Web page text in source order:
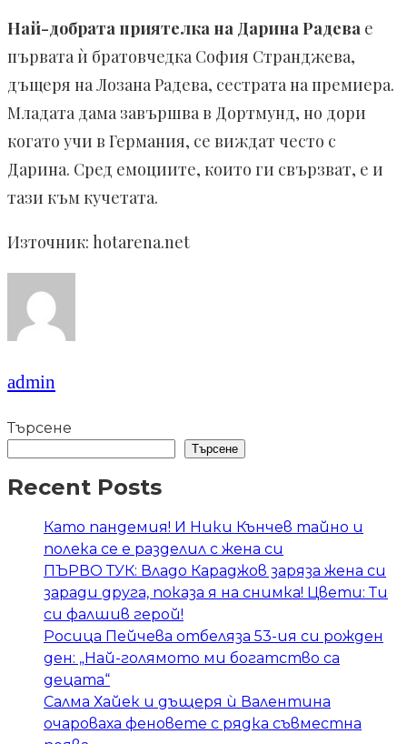
Най-добрата приятелка на Дарина Радева е
първата ѝ братовчедка София Странджева,
дъщеря на Лозана Радева, сестрата на премиера.
Младата дама завършва в Дортмунд, но дори
когато учи в Германия, се виждат често с
Дарина. Сред емоциите, които ги свързват, е и
тази към кучетата.
Източник: hotarena.net
admin
Търсене
Търсене
Recent Posts
Като пандемия! И Ники Кънчев тайно и
полека се е разделил с жена си
ПЪРВО ТУК: Владо Караджов заряза жена си
заради друга, показа я на снимка! Цвети: Ти
си фалшив герой!
Росица Пейчева отбеляза 53-ия си рожден
ден: „Най-голямото ми богатство са
децата“
Салма Хайек и дъщеря ѝ Валентина
очароваха феновете с рядка съвместна